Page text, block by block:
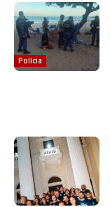
Polícia